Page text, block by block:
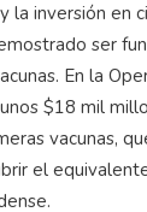
la inversión en
ser
En la
$18 mil
vacunas,
el